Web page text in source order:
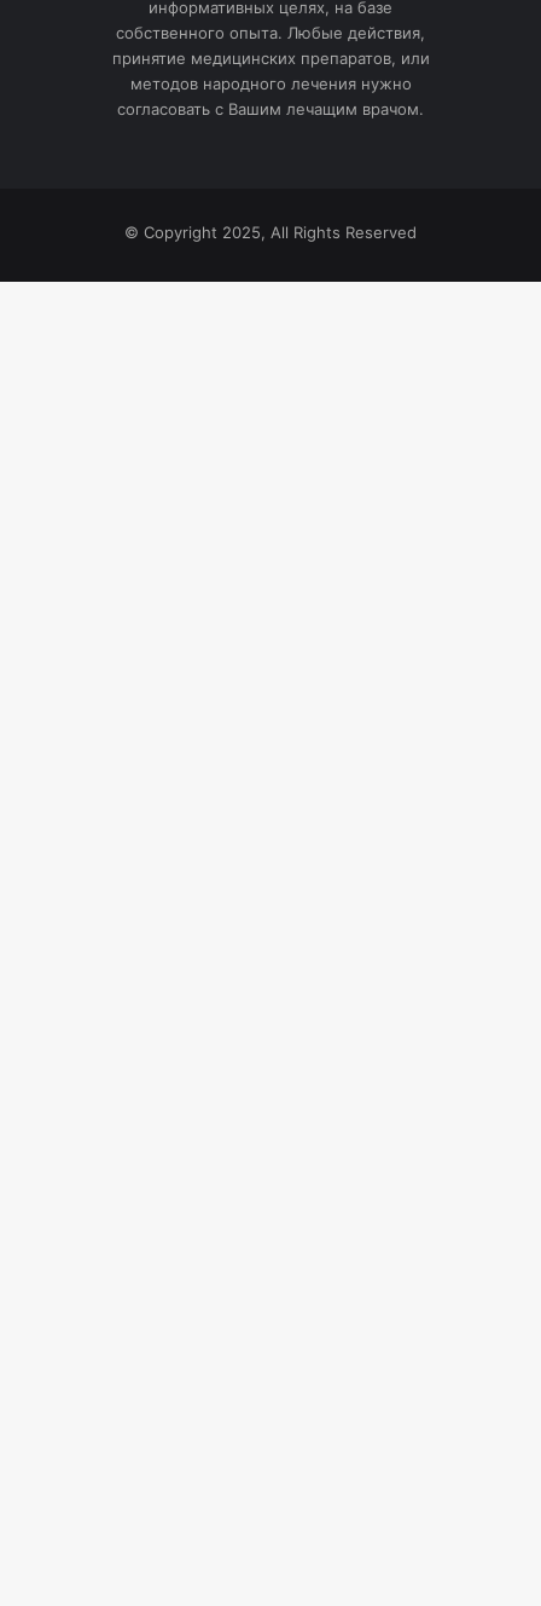
информативных целях, на базе
собственного опыта. Любые действия,
принятие медицинских препаратов, или
методов народного лечения нужно
согласовать с Вашим лечащим врачом.
© Copyright 2025, All Rights Reserved